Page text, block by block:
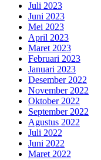
Juli 2023
Juni 2023
Mei 2023
April 2023
Maret 2023
Februari 2023
Januari 2023
Desember 2022
November 2022
Oktober 2022
September 2022
Agustus 2022
Juli 2022
Juni 2022
Maret 2022